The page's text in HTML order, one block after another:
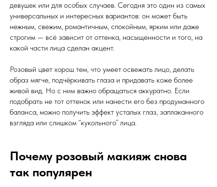
девушек или для особых случаев. Сегодня это один из самых
универсальных и интересных вариантов: он может быть
нежным, свежим, романтичным, спокойным, ярким или даже
строгим — всё зависит от оттенка, насыщенности и того, на
какой части лица сделан акцент.
Розовый цвет хорош тем, что умеет освежать лицо, делать
образ мягче, подчёркивать глаза и придавать коже более
живой вид. Но с ним важно обращаться аккуратно. Если
подобрать не тот оттенок или нанести его без продуманного
баланса, можно получить эффект усталых глаз, заплаканного
взгляда или слишком “кукольного” лица.
Почему розовый макияж снова
так популярен